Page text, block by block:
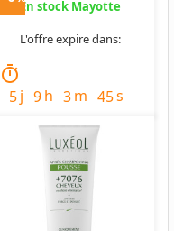
En stock Mayotte
L'offre expire dans:
timer
5j 9h 3m 43s